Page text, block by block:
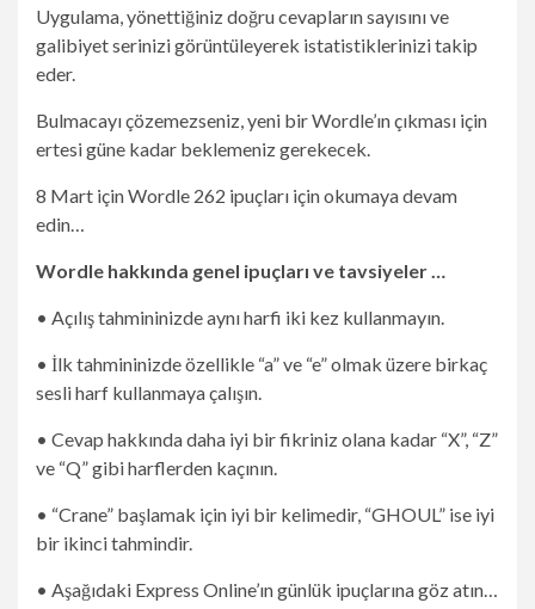
Uygulama, yönettiğiniz doğru cevapların sayısını ve
galibiyet serinizi görüntüleyerek istatistiklerinizi takip
eder.
Bulmacayı çözemezseniz, yeni bir Wordle’ın çıkması için
ertesi güne kadar beklemeniz gerekecek.
8 Mart için Wordle 262 ipuçları için okumaya devam
edin…
Wordle hakkında genel ipuçları ve tavsiyeler …
• Açılış tahmininizde aynı harfi iki kez kullanmayın.
• İlk tahmininizde özellikle “a” ve “e” olmak üzere birkaç
sesli harf kullanmaya çalışın.
• Cevap hakkında daha iyi bir fikriniz olana kadar “X”, “Z”
ve “Q” gibi harflerden kaçının.
• “Crane” başlamak için iyi bir kelimedir, “GHOUL” ise iyi
bir ikinci tahmindir.
• Aşağıdaki Express Online’ın günlük ipuçlarına göz atın…